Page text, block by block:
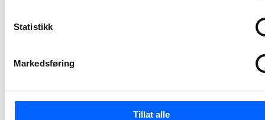
Statistikk
Markedsføring
Tillat alle
2023-11-14 14:50